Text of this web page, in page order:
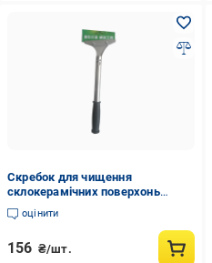
Скребок для чищення
склокерамічних поверхонь
Willda алюмінієвий 28х10х2 см
(852236988)
оцінити
156 ₴/шт.